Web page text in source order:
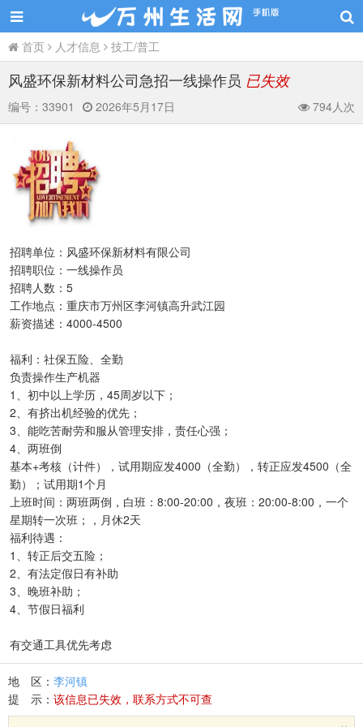
首页 人才信息 技工/普工
风盛环保新材料公司急招一线操作员 已失效
编号： 33901 2026年5月17日 794人次
招聘单位：风盛环保新材料有限公司
招聘职位：一线操作员
招聘人数：5
工作地点：重庆市万州区李河镇高升武江园
薪资描述：4000-4500
福利：社保五险、全勤
负责操作生产机器
1、初中以上学历，45周岁以下；
2、有挤出机经验的优先；
3、能吃苦耐劳和服从管理安排，责任心强；
4、两班倒
基本+考核（计件），试用期应发4000（全勤），转正应发4500（全
勤）；试用期1个月
上班时间：两班两倒，白班：8:00-20:00，夜班：20:00-8:00，一个
星期转一次班；，月休2天
福利待遇：
1、转正后交五险；
2、有法定假日有补助
3、晚班补助；
4、节假日福利
有交通工具优先考虑
地 区： 李河镇
提 示： 该信息已失效，联系方式不可查